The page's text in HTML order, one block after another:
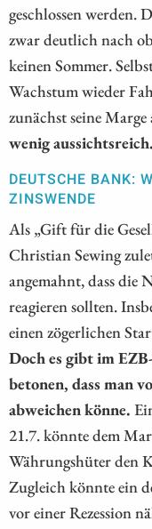
geschlossen werden.
zwar deutlich nach
keinen Sommer.
Wachstum wieder
zunächst seine Marge
wenig aussichtsreich.
DEUTSCHE BANK:
ZINSWENDE
Als „Gift für die
Christian Sewing
angemahnt, dass die
reagieren sollten.
einen zögerlichen
Doch es gibt im
betonen, dass man
abweichen könne.
21.7. könnte dem
Währungshüter den
Zugleich könnte ein
vor einer Rezession